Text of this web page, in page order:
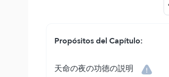
Propósitos del Capítulo:
天命の夜の功徳の説明